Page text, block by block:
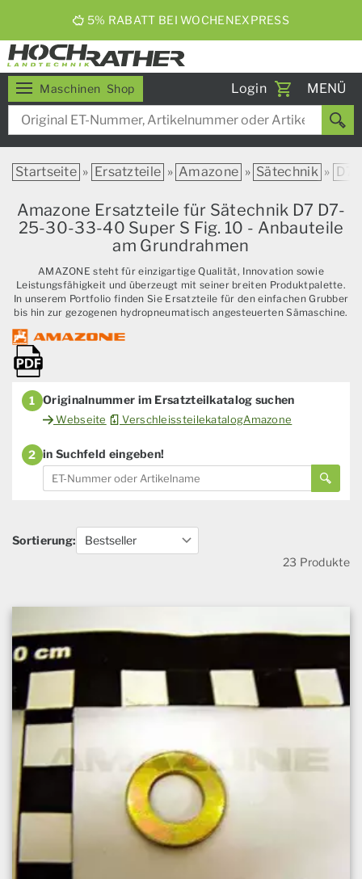
ERNTEBIER 2026
Maschinen Shop Login
Toggle
MENÜ
Startseite » Ersatzteile » Amazone » Sätechnik » D7
Amazone Ersatzteile für Sätechnik D7 D7-
25-30-33-40 Super S Fig. 10 - Anbauteile
am Grundrahmen
AMAZONE steht für einzigartige Qualität, Innovation sowie
Leistungsfähigkeit und überzeugt mit seiner breiten Produktpalette.
In unserem Portfolio finden Sie Ersatzteile für den einfachen Grubber
bis hin zur gezogenen hydropneumatisch angesteuerten Sämaschine.
1 Originalnummer im Ersatzteilkatalog suchen
Webseite VerschleissteilekatalogAmazone
2 in Suchfeld eingeben!
Sortierung:
23 Produkte